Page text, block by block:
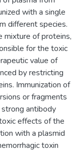
with a single
different species.
mixture of proteins,
for the toxic
value of
by restricting
Immunization of
or fragments
antibody
effects of the
with a plasmid
toxin